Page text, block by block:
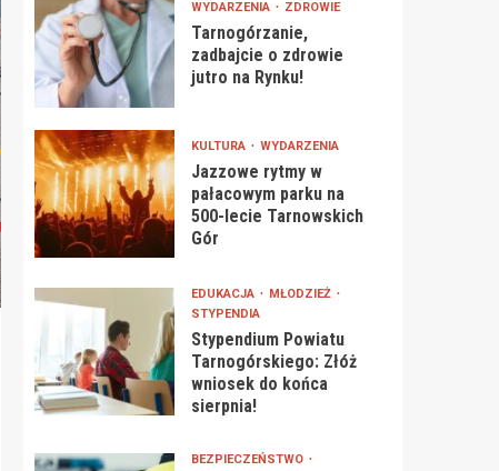
WYDARZENIA ZDROWIE
Tarnogórzanie,
zadbajcie o zdrowie
jutro na Rynku!
KULTURA WYDARZENIA
Jazzowe rytmy w
pałacowym parku na
500-lecie Tarnowskich
Gór
EDUKACJA
MŁODZIEŻ
STYPENDIA
Stypendium Powiatu
Tarnogórskiego: Złóż
wniosek do końca
sierpnia!
BEZPIECZEŃSTWO